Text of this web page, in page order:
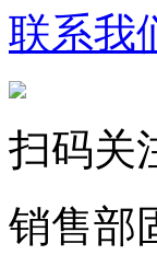
联系我
扫码关
销售部